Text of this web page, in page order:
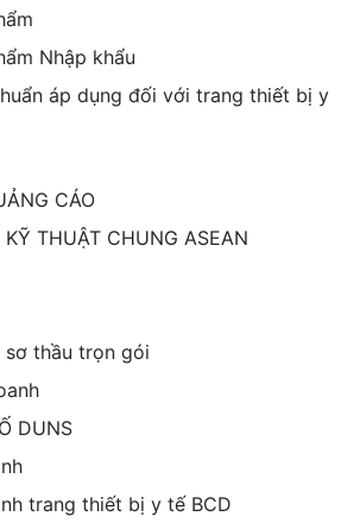
Nhập khẩu
áp dụng đối với trang thiết bị y
CÁO
KỸ THUẬT CHUNG ASEAN
sơ thầu trọn gói
DUNS
trang thiết bị y tế BCD